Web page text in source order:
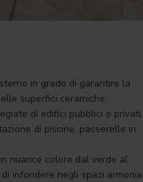
in grado di garantire la
superfici ceramiche.
di edifici pubblici o privati.
di piscine, passerelle in
nuance colore dal verde al
infondere negli spazi armonia